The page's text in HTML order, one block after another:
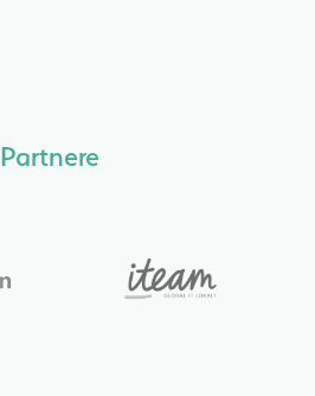
Partnere